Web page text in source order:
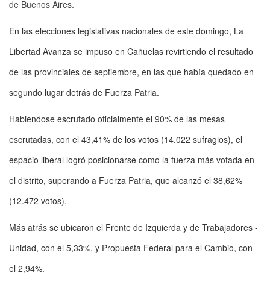
de Buenos Aires.
En las elecciones legislativas nacionales de este domingo, La
Libertad Avanza se impuso en Cañuelas revirtiendo el resultado
de las provinciales de septiembre, en las que había quedado en
segundo lugar detrás de Fuerza Patria.
Habiendose escrutado oficialmente el 90% de las mesas
escrutadas, con el 43,41% de los votos (14.022 sufragios), el
espacio liberal logró posicionarse como la fuerza más votada en
el distrito, superando a Fuerza Patria, que alcanzó el 38,62%
(12.472 votos).
Más atrás se ubicaron el Frente de Izquierda y de Trabajadores -
Unidad, con el 5,33%, y Propuesta Federal para el Cambio, con
el 2,94%.